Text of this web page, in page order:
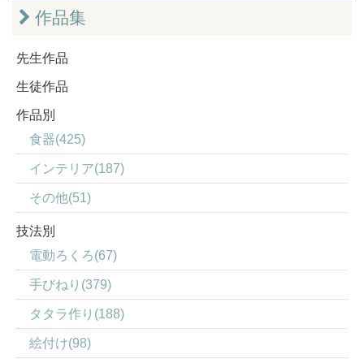
作品集
先生作品
生徒作品
作品別
食器(425)
インテリア(187)
その他(51)
技法別
電動ろくろ(67)
手びねり(379)
タタラ作り(188)
絵付け(98)